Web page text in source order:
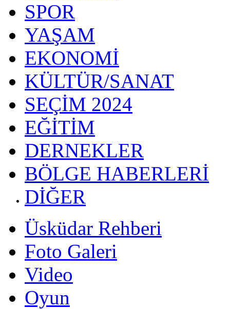
SPOR
YAŞAM
EKONOMİ
KÜLTÜR/SANAT
SEÇİM 2024
EĞİTİM
DERNEKLER
BÖLGE HABERLERİ
DİĞER
Üsküdar Rehberi
Foto Galeri
Video
Oyun